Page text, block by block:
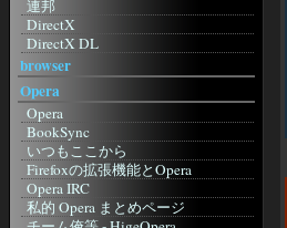
連邦
DirectX
DirectX DL
ねこみみの世を忍ぶ仮のHP
紙 2001
IM
MSN メッセンジャー
MSN メッセ ガイド
Regnessem
Miranda
み～ちゃんのICQ
Skype
browser
Opera
Opera
BookSync
いつもここから
Firefoxの拡張機能とOpera
Opera IRC
私的 Opera まとめページ